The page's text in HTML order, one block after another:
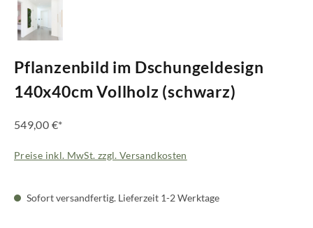
Pflanzenbild im Dschungeldesign
140x40cm Vollholz (schwarz)
549,00 €*
Preise inkl. MwSt. zzgl. Versandkosten
Sofort versandfertig. Lieferzeit 1-2 Werktage